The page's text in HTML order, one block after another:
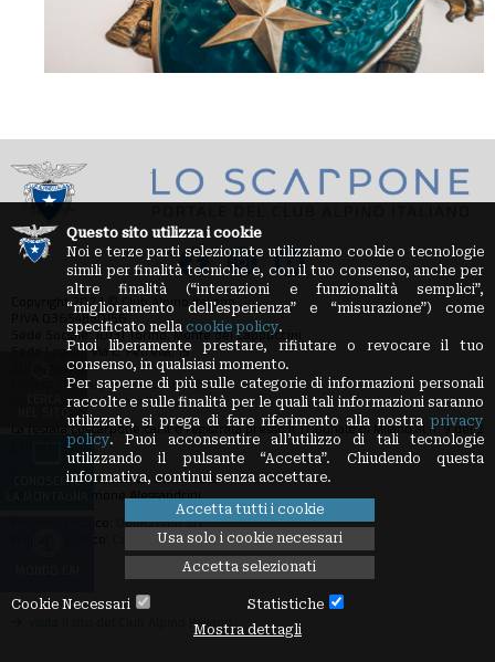
Copyright 2023 © Club Alpino Italiano
P.IVA 03654880156
Sede Sociale: 10131 Torino, Monte dei Cappuccini
Sede Legale: Via E. Petrella, 19
20124 Milano
loscarpone.redazione@cai.it
Privacy Policy-Cookie Policy
La testata Loscarpone.cai.it è registrata presso il Tribunale di Milano al n. 9 del 2
gennaio 2012
Direttore Responsabile: Guido Sassi
Redazione: Simone Alessandrini
ObjectWeb Srl
Condivisa Srl
visita il sito del Club Alpino Italiano
CONOSCERE
Questo sito utilizza i cookie
Noi e terze parti selezionate utilizziamo cookie o tecnologie
simili per finalità tecniche e, con il tuo consenso, anche per
altre finalità (“interazioni e funzionalità semplici”,
“miglioramento dell'esperienza” e “misurazione”) come
specificato nella cookie policy.
Puoi liberamente prestare, rifiutare o revocare il tuo
consenso, in qualsiasi momento.
Per saperne di più sulle categorie di informazioni personali
raccolte e sulle finalità per le quali tali informazioni saranno
utilizzate, si prega di fare riferimento alla nostra privacy
policy. Puoi acconsentire all’utilizzo di tali tecnologie
utilizzando il pulsante “Accetta”. Chiudendo questa
informativa, continui senza accettare.
Accetta tutti i cookie
Usa solo i cookie necessari
Accetta selezionati
Cookie Necessari
Statistiche
Mostra dettagli